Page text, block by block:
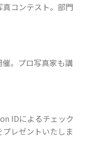
コンテスト。部門
。プロ写真家も講
IDによるチェック
レゼントいたしま